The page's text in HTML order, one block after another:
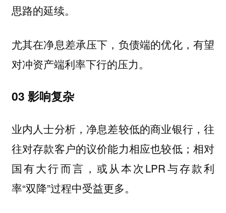
思路的延续。
尤其在净息差承压下，负债端的优化，有望
对冲资产端利率下行的压力。
03 影响复杂
业内人士分析，净息差较低的商业银行，往
往对存款客户的议价能力相应也较低；相对
国有大行而言，或从本次LPR与存款利
率“双降”过程中受益更多。